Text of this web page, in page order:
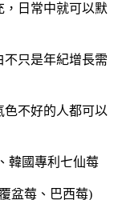
，日常中就可以默
只是年紀增長需
不好的人都可以
韓國專利七仙莓
盆莓、巴西莓)